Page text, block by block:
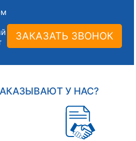
ЗАКАЗАТЬ ЗВОНОК
У НАС?